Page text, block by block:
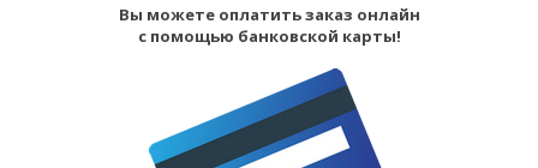
Вы можете оплатить заказ онлайн
с помощью банковской карты!